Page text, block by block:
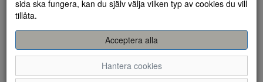
sida ska fungera, kan du själv välja vilken typ av cookies du vill
tillåta.
Acceptera alla
Hantera cookies